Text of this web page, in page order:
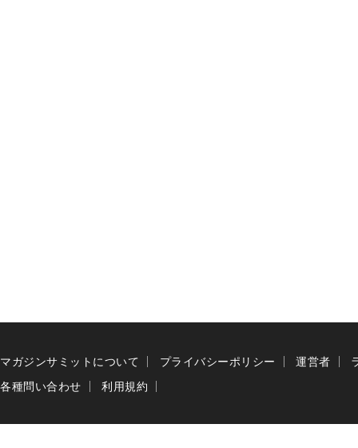
マガジンサミットについて プライバシーポリシー 運営者
各種問い合わせ
利用規約